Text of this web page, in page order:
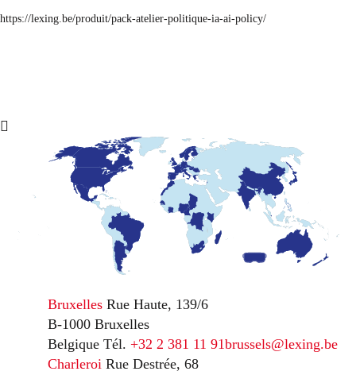
https://lexing.be/produit/pack-atelier-politique-ia-ai-policy/
Bruxelles Rue Haute, 139/6
B-1000 Bruxelles
Belgique Tél. +32 2 381 11 91brussels@lexing.be
Charleroi Rue Destrée, 68